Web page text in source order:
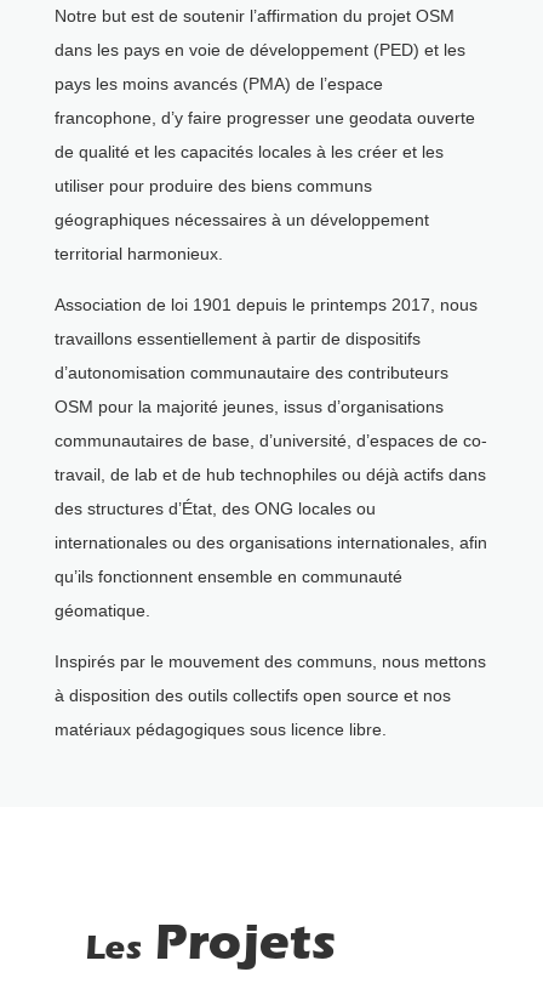
Notre but est de soutenir l’affirmation du projet OSM
dans les pays en voie de développement (PED) et les
pays les moins avancés (PMA) de l’espace
francophone, d’y faire progresser une geodata ouverte
de qualité et les capacités locales à les créer et les
utiliser pour produire des biens communs
géographiques nécessaires à un développement
territorial harmonieux.
Association de loi 1901 depuis le printemps 2017, nous
travaillons essentiellement à partir de dispositifs
d’autonomisation communautaire des contributeurs
OSM pour la majorité jeunes, issus d’organisations
communautaires de base, d’université, d’espaces de co-
travail, de lab et de hub technophiles ou déjà actifs dans
des structures d’État, des ONG locales ou
internationales ou des organisations internationales, afin
qu’ils fonctionnent ensemble en communauté
géomatique.
Inspirés par le mouvement des communs, nous mettons
à disposition des outils collectifs open source et nos
matériaux pédagogiques sous licence libre.
Les Projets